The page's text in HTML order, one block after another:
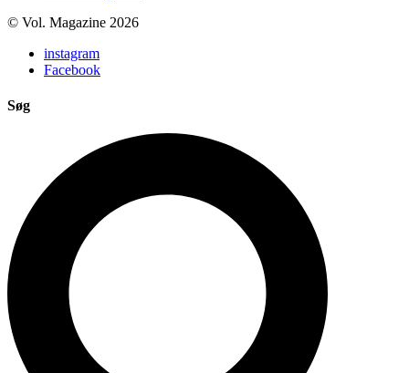
© Vol. Magazine 2026
instagram
Facebook
Søg